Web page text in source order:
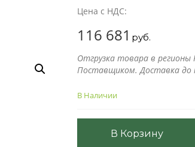
Цена с НДС:
116 681 руб.
Отгрузка товара в
Поставщиком. Доставка
В Наличии
В Корзину